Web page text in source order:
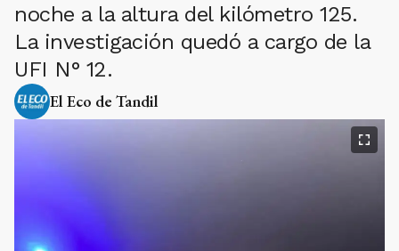
noche a la altura del kilómetro 125.
La investigación quedó a cargo de la
UFI N° 12.
El Eco de Tandil